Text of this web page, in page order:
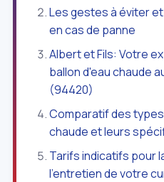
Les gestes à éviter
en cas de panne
Albert et Fils: Votre
ballon d'eau chaude
(94420)
Comparatif des
chaude et leurs
Tarifs indicatifs pour
l'entretien de votre